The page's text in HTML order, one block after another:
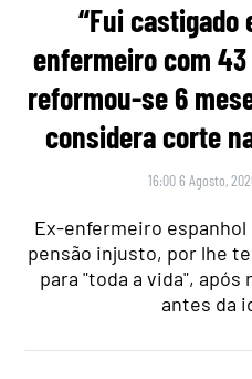
“Fui castigado
enfermeiro com
reformou-se 6
considera corte
16:00 6 Agosto,
Ex-enfermeiro espanhol
pensão injusto, por lhe
para "toda a vida",
antes da